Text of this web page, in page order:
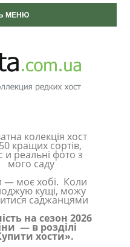
МЕНЮ
колекція хост
кращих сортів,
и реальні фото з
мого саду
— моє хобі. Коли
кущі, можу
саджанцями
на сезон 2026
— в розділі
хости».